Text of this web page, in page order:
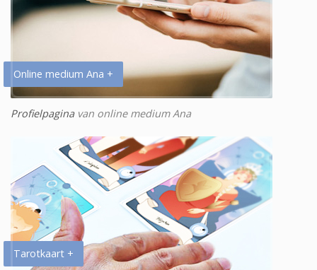
Online medium Ana +
Profielpaginavan online medium Ana
Tarotkaart +